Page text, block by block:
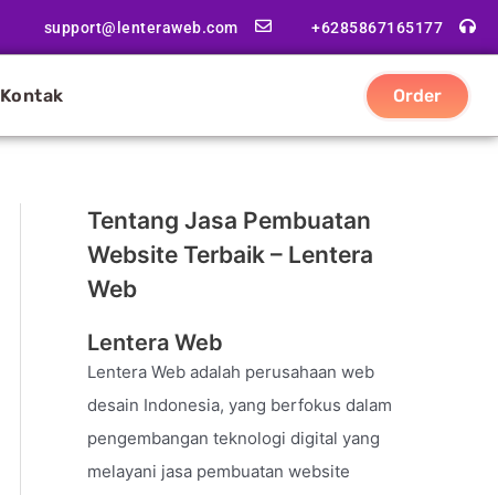
support@lenteraweb.com +6285867165177
Kontak Order
Tentang Jasa Pembuatan
Website Terbaik – Lentera
Web
Lentera Web
Lentera Web adalah perusahaan web
desain Indonesia, yang berfokus dalam
pengembangan teknologi digital yang
melayani jasa pembuatan website